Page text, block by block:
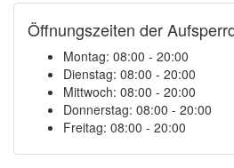
Öffnungszeiten der
Montag: 08:00 - 20:00
Dienstag: 08:00 - 20:00
Mittwoch: 08:00 - 20:00
Donnerstag: 08:00 - 20:00
Freitag: 08:00 - 20:00